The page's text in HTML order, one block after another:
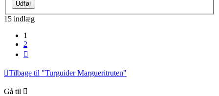
15 indlæg
1
2
Tilbage til "Turguider Margueritruten"
Gå til